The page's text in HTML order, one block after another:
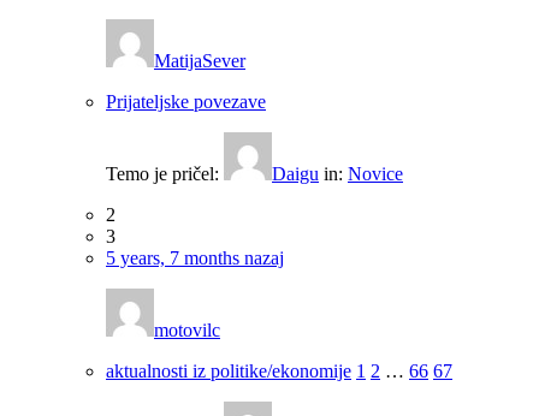
MatijaSever
Prijateljske povezave
Temo je pričel: Daigu in: Novice
2
3
5 years, 7 months nazaj
motovilc
aktualnosti iz politike/ekonomije 1 2 … 66 67